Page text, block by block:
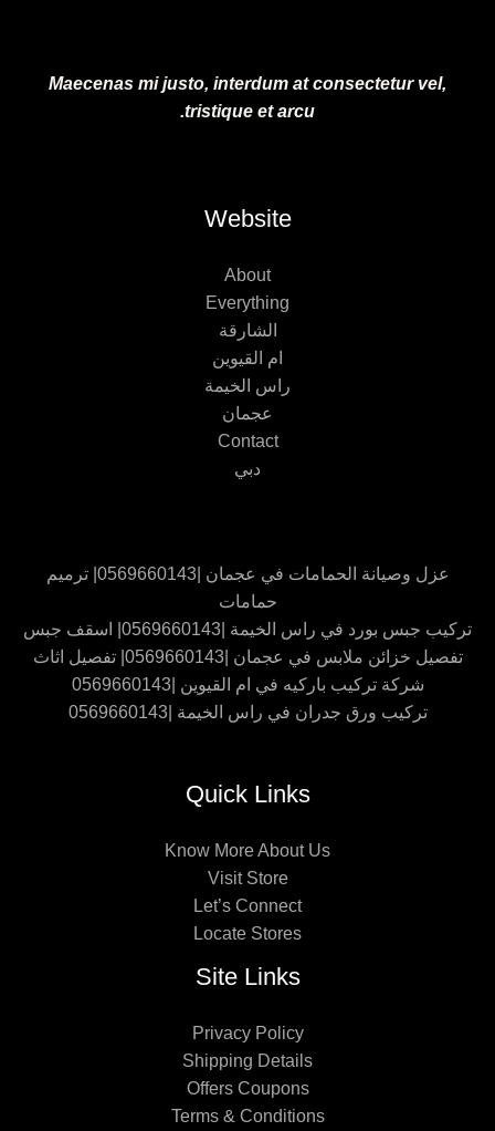
Maecenas mi justo, interdum at consectetur vel,
tristique et arcu.
Website
About
Everything
الشارقة
ام القيوين
راس الخيمة
عجمان
Contact
دبي
عزل وصيانة الحمامات في عجمان |0569660143| ترميم
حمامات
تركيب جبس بورد في راس الخيمة |0569660143| اسقف جبس
تفصيل خزائن ملابس في عجمان |0569660143| تفصيل اثاث
شركة تركيب باركيه في ام القيوين |0569660143
تركيب ورق جدران في راس الخيمة |0569660143
Quick Links
Know More About Us
Visit Store
Let’s Connect
Locate Stores
Site Links
Privacy Policy
Shipping Details
Offers Coupons
Terms & Conditions